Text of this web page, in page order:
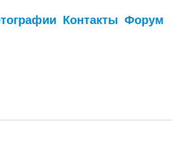
Контакты Форум